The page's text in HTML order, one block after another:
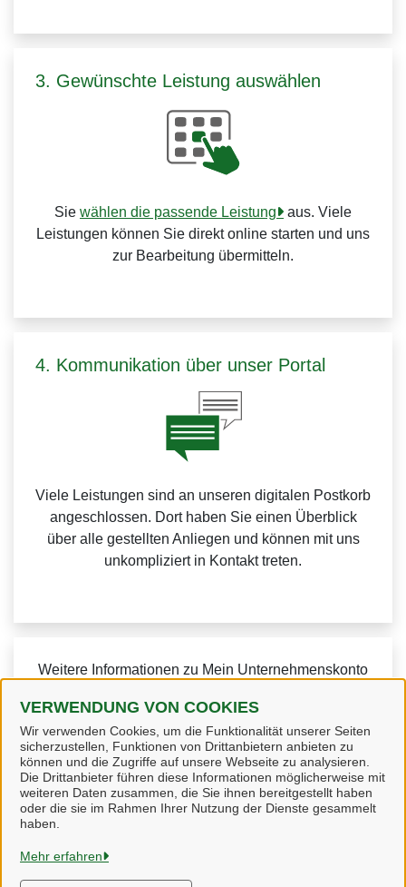
VERWENDUNG VON COOKIES
Wir verwenden Cookies, um die Funktionalität unserer Seiten
sicherzustellen, Funktionen von Drittanbietern anbieten zu
können und die Zugriffe auf unsere Webseite zu analysieren.
Die Drittanbieter führen diese Informationen möglicherweise mit
weiteren Daten zusammen, die Sie ihnen bereitgestellt haben
oder die sie im Rahmen Ihrer Nutzung der Dienste gesammelt
haben.
Mehr erfahren
3. Gewünschte Leistung auswählen
Sie wählen die passende Leistung
aus. Viele
Leistungen können Sie direkt online starten und uns
zur Bearbeitung übermitteln.
4. Kommunikation über unser Portal
Viele Leistungen sind an unseren digitalen Postkorb
angeschlossen. Dort haben Sie einen Überblick
über alle gestellten Anliegen und können mit uns
unkompliziert in Kontakt treten.
Weitere Informationen zu Mein Unternehmenskonto
Unternehmenskonto.
Heidekreis
Alle Rechte vorbehalten